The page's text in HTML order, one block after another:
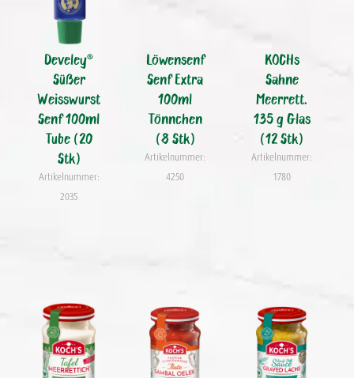
Develey®
Süßer
Weisswurst
Senf 100ml
Tube (20
Stk)
Artikelnummer:
2035
Löwensenf
Senf Extra
100ml
Tönnchen
(8 Stk)
Artikelnummer:
4250
KOCHs
Sahne
Meerrett.
135 g Glas
(12 Stk)
Artikelnummer:
1780